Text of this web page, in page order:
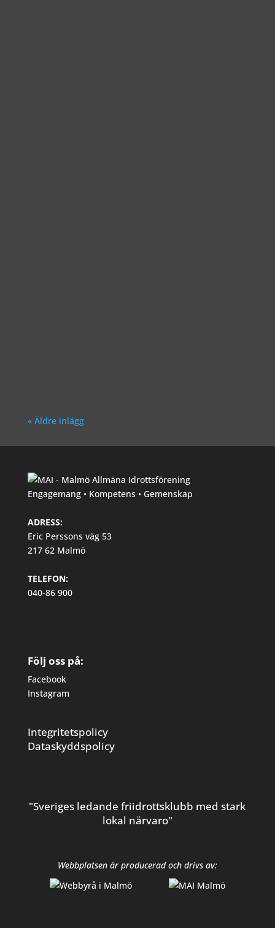
« Äldre inlägg
Engagemang • Kompetens • Gemenskap
ADRESS:
Eric Perssons väg 53
217 62 Malmö
TELEFON:
040-86 900
Följ oss på:
Facebook
Instagram
Integritetspolicy
Dataskyddspolicy
"Sveriges ledande friidrottsklubb med stark
lokal närvaro"
Webbplatsen är producerad och drivs av: